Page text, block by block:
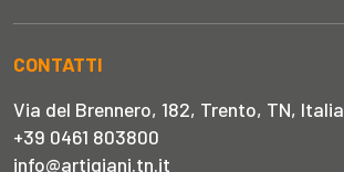
CONTATTI
Via del Brennero, 182, Trento, TN, Italia
+39 0461 803800
info@artigiani.tn.it